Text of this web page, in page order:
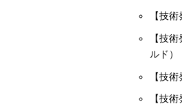
【技
【技
ルド）
【技
【技